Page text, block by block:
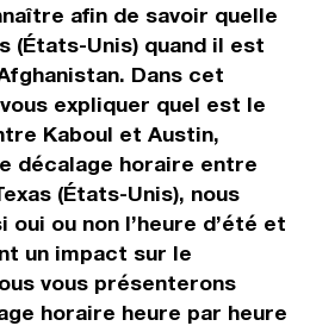
afin de savoir quelle
(États-Unis) quand il est
Dans cet
expliquer quel est le
Kaboul et Austin,
décalage horaire entre
(États-Unis), nous
ou non l’heure d’été et
un impact sur le
vous présenterons
horaire heure par heure